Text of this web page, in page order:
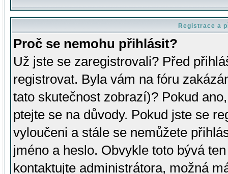
Registrace a
Proč se nemohu přihlásit?
Už jste se zaregistrovali? Před
registrovat. Byla vám na fóru
tato skutečnost zobrazí)? Pokud
ptejte se na důvody. Pokud jste se
vyloučeni a stále se nemůžete
jméno a heslo. Obvykle toto bývá
kontaktujte administrátora, možná